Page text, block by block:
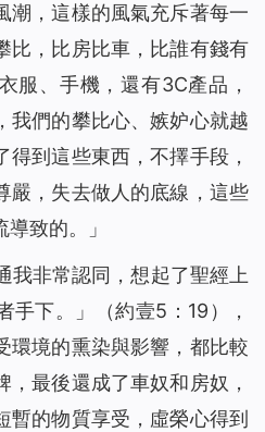
潮，這樣的風氣充斥著每一
比，比房比車，比誰有錢有
服、手機，還有3C產品，
我們的攀比心、嫉妒心就越
到這些東西，不擇手段，
嚴，失去做人的底線，這些
致的。」
我非常認同，想起了聖經上
手下。」
（約壹5：19），
環境的熏染與影響，都比較
最後還成了車奴和房奴，
暫的物質享受，虛榮心得到